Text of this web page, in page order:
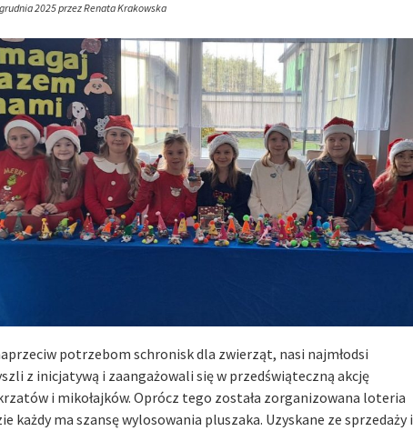
2025 przez Renata Krakowska
potrzebom schronisk dla zwierząt, nasi najmłodsi
z inicjatywą i zaangażowali się w przedświąteczną akcję
i mikołajków. Oprócz tego została zorganizowana loteria
każdy ma szansę wylosowania pluszaka. Uzyskane ze sprzedaży i